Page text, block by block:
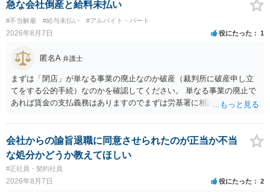
急な会社倒産と給料未払い
#不当解雇 #給与未払い #アルバイト・パート
2026年8月7日 役にたった 1
匿名A 弁護士
まずは「閉店」が単なる事業の廃止なのか破産（裁判所に破産申し立
てをする公的手続）なのかを確認してください。 単なる事業の廃止で
あれば賃金の支払義務はありますのでまずは労基署に相談してくださ
しいかもしれませんが）賃金などの労働債権は他の債務より優先して
支払われます。ただし支払までにかなり時間がかかるでしょう。 さら
に、「独立行政法人労働者健康安全機構 」という公的機関が未払賃金
の立替事業を行っています。詳しくは、同機構の＜未払賃金立替払相
談コーナー＞ TEL 044-431-8663 相談時間：土日祝日を除く9:15～1
7:00 に相談してみてください。同じように未払となった他の従業員の
会社からの諭旨退職に同意させられたのが正当か不当
な処分かどうか教えてほしい
#正社員・契約社員
2026年8月7日 役にたった 2